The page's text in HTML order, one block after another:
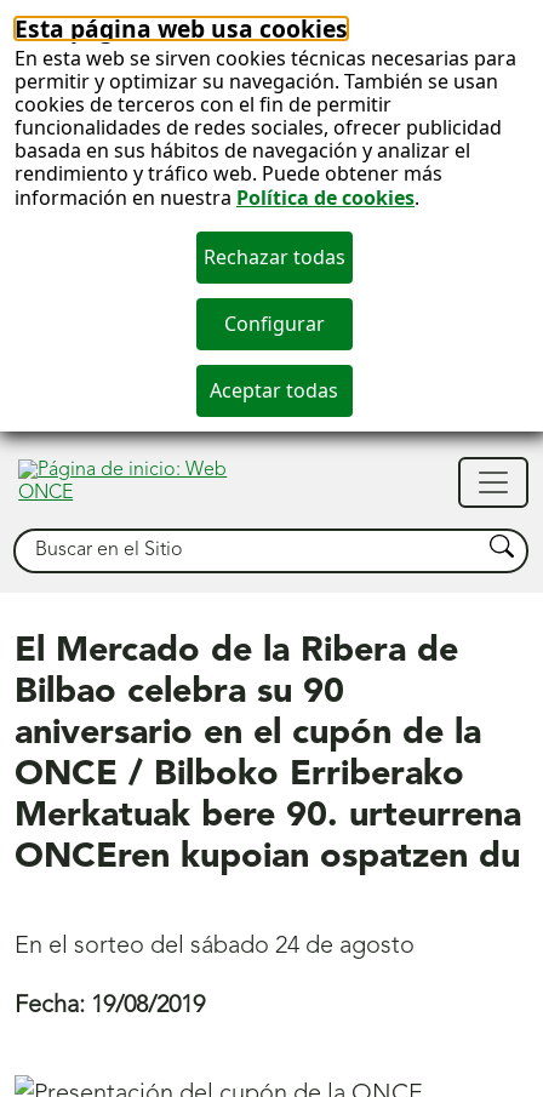
Esta página web usa cookies
En esta web se sirven cookies técnicas necesarias para
permitir y optimizar su navegación. También se usan
cookies de terceros con el fin de permitir
funcionalidades de redes sociales, ofrecer publicidad
basada en sus hábitos de navegación y analizar el
rendimiento y tráfico web. Puede obtener más
información en nuestra Política de cookies.
Buscar Buscar
El Mercado de la Ribera de
Bilbao celebra su 90
aniversario en el cupón de la
ONCE / Bilboko Erriberako
Merkatuak bere 90. urteurrena
ONCEren kupoian ospatzen du
En el sorteo del sábado 24 de agosto
Fecha: 19/08/2019